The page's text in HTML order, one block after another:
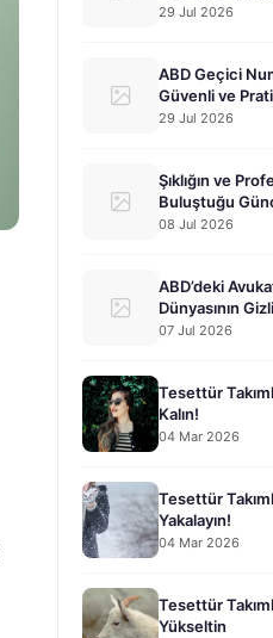
29 Jul 2026
ABD Geçici
Güvenli ve
29 Jul 2026
Şıklığın ve
Buluştuğu
08 Jul 2026
ABD’deki
Dünyasının
07 Jul 2026
Tesettür
Kalın!
04 Mar 2026
Tesettür
Yakalayın!
04 Mar 2026
Tesettür
Yükseltin